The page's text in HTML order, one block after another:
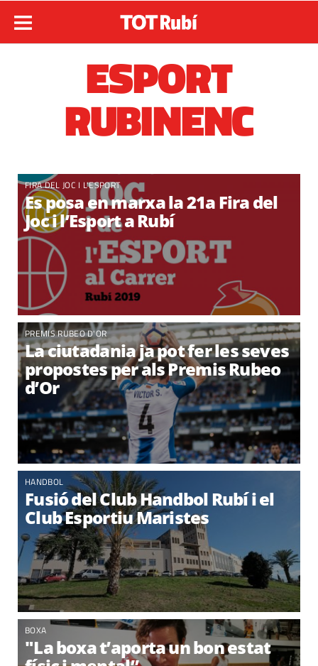
ESPORT
RUBINENC
FIRA DEL JOC I L'ESPORT
Es posa en marxa la 21a Fira del
Joc i l’Esport a Rubí
PREMIS RUBEO D'OR
La ciutadania ja pot fer les seves
propostes per als Premis Rubeo
d’Or
HANDBOL
Fusió del Club Handbol Rubí i el
Club Esportiu Maristes
BOXA
"La boxa t’aporta un bon estat